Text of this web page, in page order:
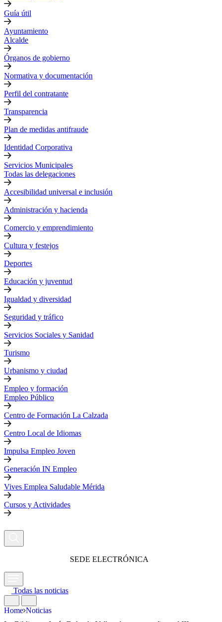
Guía útil
Ayuntamiento
Alcalde
Órganos de gobierno
Normativa y documentación
Perfil del contratante
Transparencia
Plan de medidas antifraude
Identidad Corporativa
Servicios Municipales
Todas las delegaciones
Accesibilidad universal e inclusión
Administración y hacienda
Comercio y emprendimiento
Cultura y festejos
Deportes
Educación y juventud
Igualdad y diversidad
Seguridad y tráfico
Servicios Sociales y Sanidad
Turismo
Urbanismo y ciudad
Empleo y formación
Empleo Público
Centro de Formación La Calzada
Centro Local de Idiomas
Impulsa Empleo Joven
Generación IN Empleo
Vives Emplea Saludable Mérida
Cursos y Actividades
SEDE ELECTRÓNICA
Todas las noticias
Home Noticias